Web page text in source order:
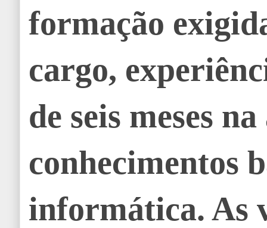
formação
cargo,
de seis meses
conhecimentos
informática. As